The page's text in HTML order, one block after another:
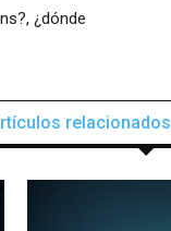
¿dónde
relacionados